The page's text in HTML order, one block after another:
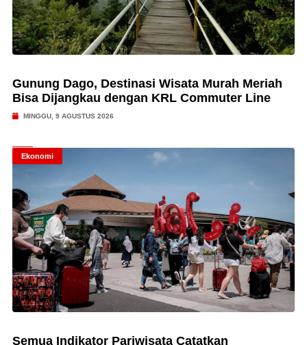
Gunung Dago, Destinasi Wisata Murah Meriah
Bisa Dijangkau dengan KRL Commuter Line
MINGGU, 9 AGUSTUS 2026
Ekonomi
Semua Indikator Pariwisata Catatkan